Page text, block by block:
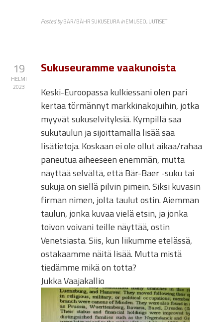
Posted byBÄR/BÄHR SUKUSEURA inEMUSEO, UUTISET
19
HELMI
2023
Sukuseuramme vaakunoista
Keski-Euroopassa kulkiessani olen pari
kertaa törmännyt markkinakojuihin, jotka
myyvät sukuselvityksiä. Kympillä saa
sukutaulun ja sijoittamalla lisää saa
lisätietoja. Koskaan ei ole ollut aikaa/rahaa
paneutua aiheeseen enemmän, mutta
näyttää selvältä, että Bär-Baer -suku tai
sukuja on siellä pilvin pimein. Siksi kuvasin
firman nimen, jolta taulut ostin. Aiemman
taulun, jonka kuvaa vielä etsin, ja jonka
toivon voivani teille näyttää, ostin
Venetsiasta. Siis, kun liikumme etelässä,
ostakaamme näitä lisää. Mutta mistä
tiedämme mikä on totta?
Jukka Vaajakallio